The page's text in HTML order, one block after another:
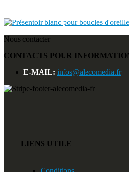
Nous contacter
CONTACTS POUR
E-MAIL: infos@alecomedia.fr
LIENS UTILE
Conditions